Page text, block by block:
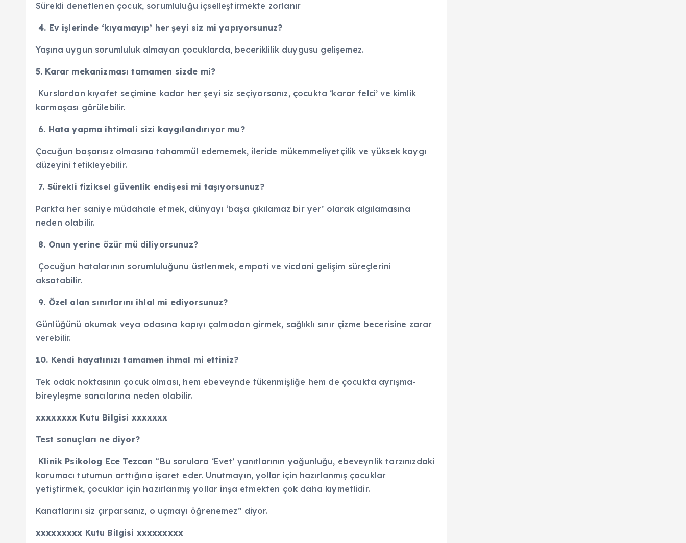
Sürekli denetlenen çocuk, sorumluluğu içselleştirmekte zorlanır
4. Ev işlerinde ‘kıyamayıp’ her şeyi siz mi yapıyorsunuz?
Yaşına uygun sorumluluk almayan çocuklarda, beceriklilik duygusu gelişemez.
5. Karar mekanizması tamamen sizde mi?
Kurslardan kıyafet seçimine kadar her şeyi siz seçiyorsanız, çocukta ‘karar felci’ ve kimlik
karmaşası görülebilir.
6. Hata yapma ihtimali sizi kaygılandırıyor mu?
Çocuğun başarısız olmasına tahammül edememek, ileride mükemmeliyetçilik ve yüksek kaygı
düzeyini tetikleyebilir.
7. Sürekli fiziksel güvenlik endişesi mi taşıyorsunuz?
Parkta her saniye müdahale etmek, dünyayı ‘başa çıkılamaz bir yer’ olarak algılamasına
neden olabilir.
8. Onun yerine özür mü diliyorsunuz?
Çocuğun hatalarının sorumluluğunu üstlenmek, empati ve vicdani gelişim süreçlerini
aksatabilir.
9. Özel alan sınırlarını ihlal mi ediyorsunuz?
Günlüğünü okumak veya odasına kapıyı çalmadan girmek, sağlıklı sınır çizme becerisine zarar
verebilir.
10. Kendi hayatınızı tamamen ihmal mi ettiniz?
Tek odak noktasının çocuk olması, hem ebeveynde tükenmişliğe hem de çocukta ayrışma-
bireyleşme sancılarına neden olabilir.
xxxxxxxx Kutu Bilgisi xxxxxxx
Test sonuçları ne diyor?
Klinik Psikolog Ece Tezcan “Bu sorulara ‘Evet’ yanıtlarının yoğunluğu, ebeveynlik tarzınızdaki
korumacı tutumun arttığına işaret eder. Unutmayın, yollar için hazırlanmış çocuklar
yetiştirmek, çocuklar için hazırlanmış yollar inşa etmekten çok daha kıymetlidir.
Kanatlarını siz çırparsanız, o uçmayı öğrenemez” diyor.
xxxxxxxxx Kutu Bilgisi xxxxxxxxx